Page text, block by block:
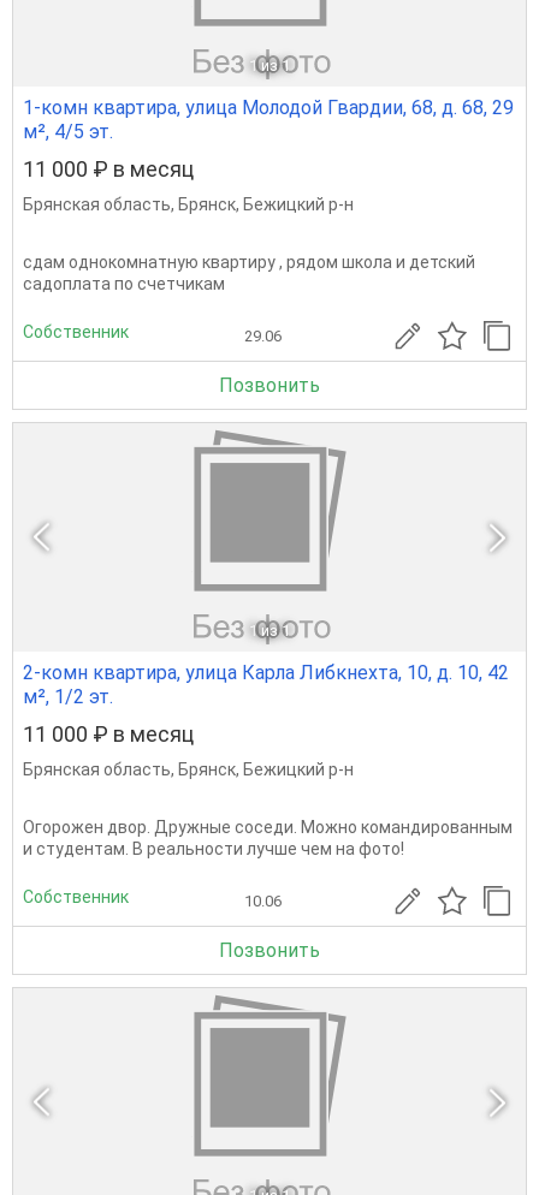
1 из 1
1-комн квартира, улица Молодой Гвардии, 68, д. 68, 29
м², 4/5 эт.
11 000 ₽ в месяц
Брянская область, Брянск, Бежицкий р-н
сдам однокомнатную квартиру , рядом школа и детский
садоплата по счетчикам
Собственник 29.06
Позвонить
1 из 1
2-комн квартира, улица Карла Либкнехта, 10, д. 10, 42
м², 1/2 эт.
11 000 ₽ в месяц
Брянская область, Брянск, Бежицкий р-н
Огорожен двор. Дружные соседи. Можно командированным
и студентам. В реальности лучше чем на фото!
Собственник 10.06
Позвонить